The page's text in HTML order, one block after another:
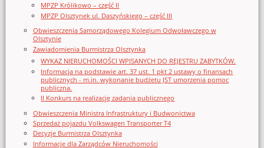
MPZP Królikowo – część II
MPZP Olsztynek ul. Daszyńskiego – część III
Obwieszczenia Samorządowego Kolegium Odwoławczego w
Olsztynie
Zawiadomienia Burmistrza Olsztynka
WYKAZ NIERUCHOMOŚCI WPISANYCH DO REJESTRU ZABYTKÓW.
Informacja na podstawie art. 37 ust. 1 pkt 2 ustawy o finansach
publicznych - m.in. wykonanie budżetu JST umorzenia pomoc
publiczna.
II Konkurs na realizację zadania publicznego
Obwieszczenia Ministra Infrastruktury i Budwonictwa
Sprzedaż pojazdu Volkswagen Transporter T4
Decyzje Burmistrza Olsztynka
Informacje dla Zarządców Nieruchomości